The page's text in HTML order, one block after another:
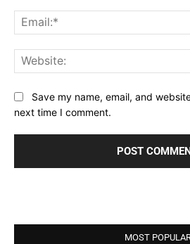
Save my name, email, and
next time I comment.
MOST